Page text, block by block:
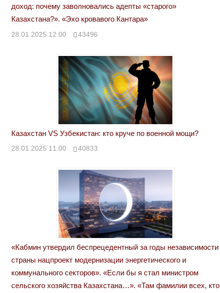
доход: почему заволновались адепты «старого»
Казахстана?». «Эхо кровавого Кантара»
28.01.2025 12:00 43496
Казахстан VS Узбекистан: кто круче по военной мощи?
28.01.2025 11:00 40833
«Кабмин утвердил беспрецедентный за годы независимости
страны нацпроект модернизации энергетического и
коммунального секторов». «Если бы я стал министром
сельского хозяйства Казахстана…». «Там фамилии всех, кто